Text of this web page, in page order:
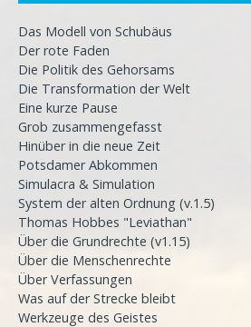
Das Modell von Schubäus
Der rote Faden
Die Politik des Gehorsams
Die Transformation der Welt
Eine kurze Pause
Grob zusammengefasst
Hinüber in die neue Zeit
Potsdamer Abkommen
Simulacra & Simulation
System der alten Ordnung (v.1.5)
Thomas Hobbes "Leviathan"
Über die Grundrechte (v1.15)
Über die Menschenrechte
Über Verfassungen
Was auf der Strecke bleibt
Werkzeuge des Geistes